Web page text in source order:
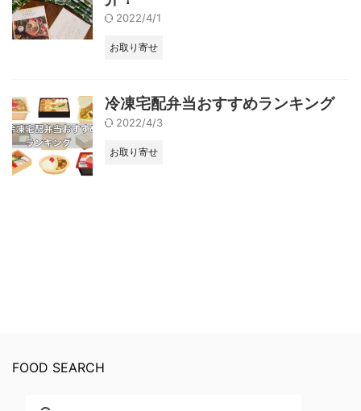
2022/4/1
お取り寄せ
冷凍宅配弁当おすすめランキング
2022/4/3
お取り寄せ
FOOD SEARCH